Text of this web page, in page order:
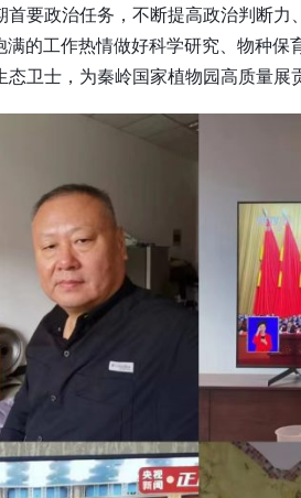
要政治任务，不断提高政治判断
满的工作热情做好科学研究、物种
卫士，为秦岭国家植物园高质量展